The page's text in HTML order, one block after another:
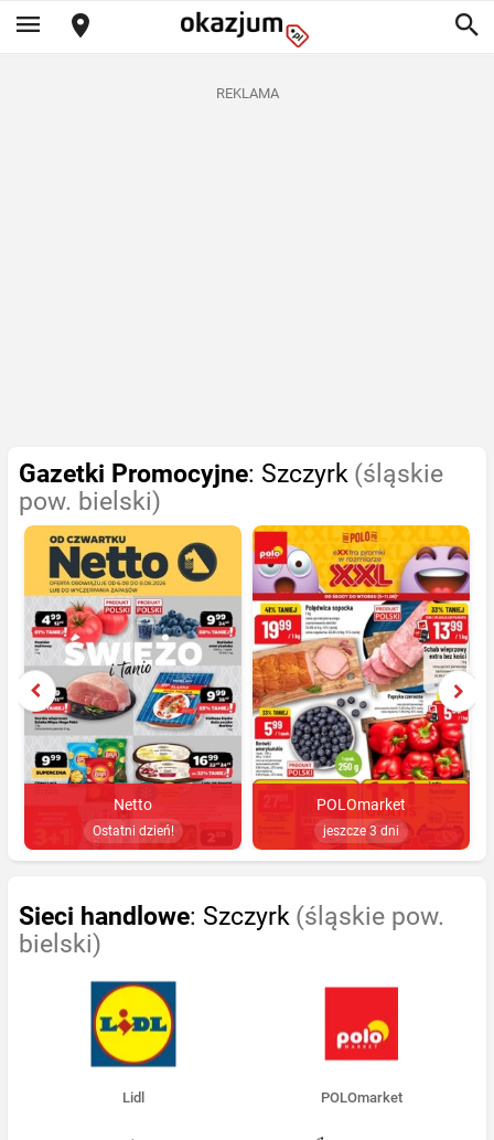
REKLAMA
Gazetki Promocyjne: Szczyrk (śląskie
pow. bielski)
Netto
Ostatni dzień!
POLOmarket
jeszcze 3 dni
Sieci handlowe: Szczyrk (śląskie pow.
bielski)
Lidl POLOmarket